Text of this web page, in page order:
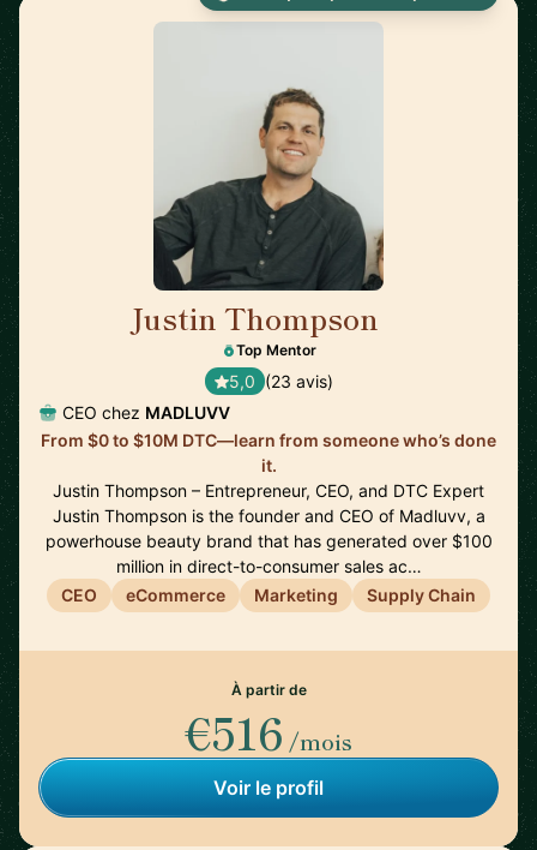
Justin Thompson
Top Mentor
5,0 (23 avis)
CEO chez MADLUVV
From $0 to $10M DTC—learn from someone who’s done
it.
Justin Thompson – Entrepreneur, CEO, and DTC Expert
Justin Thompson is the founder and CEO of Madluvv, a
powerhouse beauty brand that has generated over $100
million in direct-to-consumer sales ac…
CEO
eCommerce Marketing Supply Chain
À partir de
€516 /mois
Voir le profil